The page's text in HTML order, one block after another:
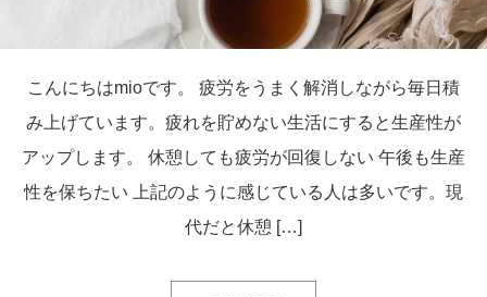
こんにちはmioです。 疲労をうまく解消しながら毎日積
み上げています。疲れを貯めない生活にすると生産性が
アップします。 休憩しても疲労が回復しない 午後も生産
性を保ちたい 上記のように感じている人は多いです。現
代だと休憩 […]